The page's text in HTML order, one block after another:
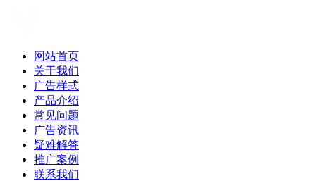
网站首页
关于我们
广告样式
产品介绍
常见问题
广告资讯
疑难解答
推广案例
联系我们